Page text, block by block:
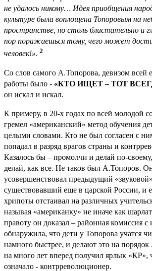
не удалось никому… Идея приобщения
культуре была воплощена Топоровым на
пространстве, но столь блистательно и
пор поражаешься тому, чего может
человек!». 2
Со слов самого А.Топорова, девизом всей
работы было - «КТО ИЩЕТ – ТОТ
он искал и искал.
К примеру, в 20-х годах по всей молодой
гремел «американский» метод обучения
целыми словами. Кто не был согласен с
попадал в разряд врагов страны и
Казалось бы – промолчи и делай по-
делай, как все. Не таков был А.Топоров.
усовершенствовал предыдущий
существовавший еще в царской России, и
хрипоты отстаивал на различных
называя «американку» не иначе как
правоту он доказал – районная комиссия с
обнаружила, что дети у Топорова учатся
намного быстрее, и делают это на
на много лет вперед получил ярлык «КР»,
означало - контрреволюционер.